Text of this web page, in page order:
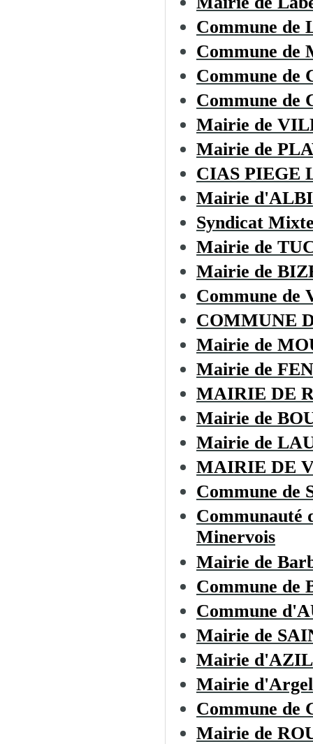
Commune
Commune de
Commune de
Commune de
Mairie de
Mairie de
CIAS PIEGE
Mairie
Syndicat
Mairie de
Mairie de
Commune
COMMUNE
Mairie de
Mairie de
MAIRIE DE
Mairie de
Mairie de
MAIRIE DE
Commune de
Communauté
Minervois
Mairie de
Commune de
Commune
Mairie de
Mairie
Mairie
Commune
Mairie de